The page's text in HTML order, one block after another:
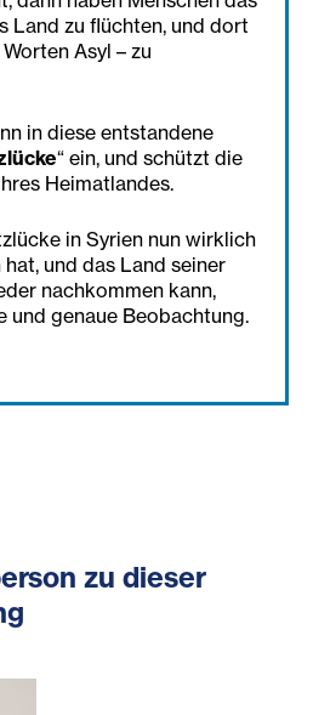
Land zu flüchten, und dort
Asyl – zu
in diese entstandene
“ ein, und schützt die
Heimatlandes.
in Syrien nun wirklich
und das Land seiner
nachkommen kann,
und genaue Beobachtung.
zu dieser